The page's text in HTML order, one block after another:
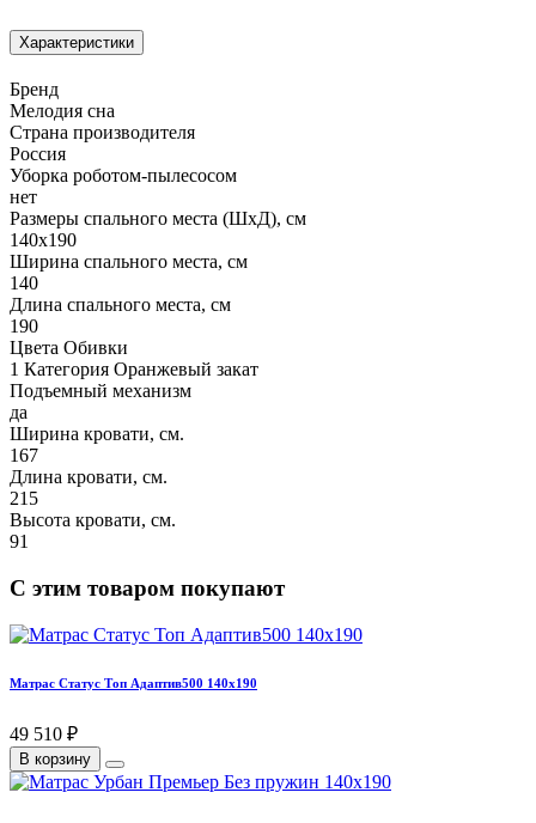
Характеристики
Бренд
Мелодия сна
Страна производителя
Россия
Уборка роботом-пылесосом
нет
Размеры спального места (ШхД), см
140х190
Ширина спального места, см
140
Длина спального места, см
190
Цвета Обивки
1 Категория Оранжевый закат
Подъемный механизм
да
Ширина кровати, см.
167
Длина кровати, см.
215
Высота кровати, см.
91
С этим товаром покупают
Матрас Статус Топ Адаптив500 140х190
49 510 ₽
В корзину